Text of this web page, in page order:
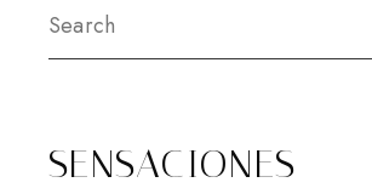
SENSACIONES